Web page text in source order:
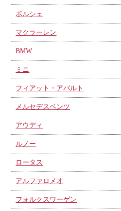
ポルシェ
マクラーレン
BMW
ミニ
フィアット・アバルト
メルセデスベンツ
アウディ
ルノー
ロータス
アルファロメオ
フォルクスワーゲン